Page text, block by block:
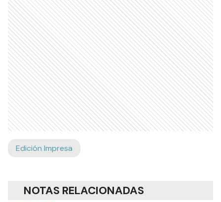
Edición Impresa
NOTAS RELACIONADAS